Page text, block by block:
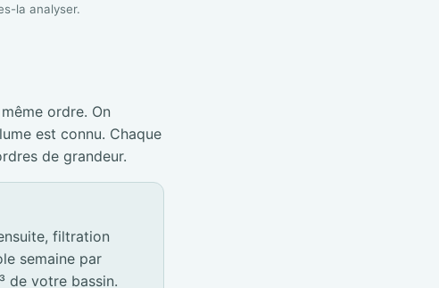
la analyser.
ordre. On
est connu. Chaque
de grandeur.
filtration
semaine par
de votre bassin.